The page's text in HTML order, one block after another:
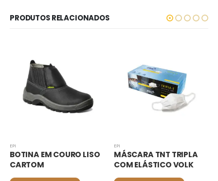
PRODUTOS RELACIONADOS
EPI
BOTINA EM COURO LISO
CARTOM
EPI
MÁSCARA TNT TRIPLA
COM ELÁSTICO VOLK